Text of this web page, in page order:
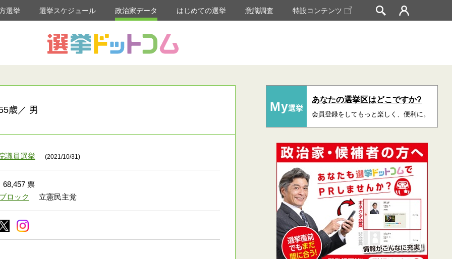
選挙 選挙スケジュール 政治家データ はじめての選挙 意識調査 特設コンテンツ
歳／ 男
議員選挙 (2021/10/31)
68,457 票
ロック
立憲民主党
My選挙
あなたの選挙区はどこですか?
会員登録をしてもっと楽しく、便利に。